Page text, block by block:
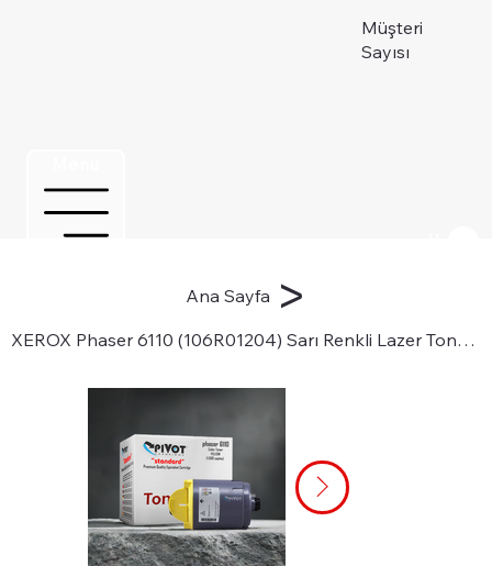
Müşteri
Sayısı
Ana Sayfa >
XEROX Phaser 6110 (106R01204) Sarı Renkli Lazer Toner Kartuşu için